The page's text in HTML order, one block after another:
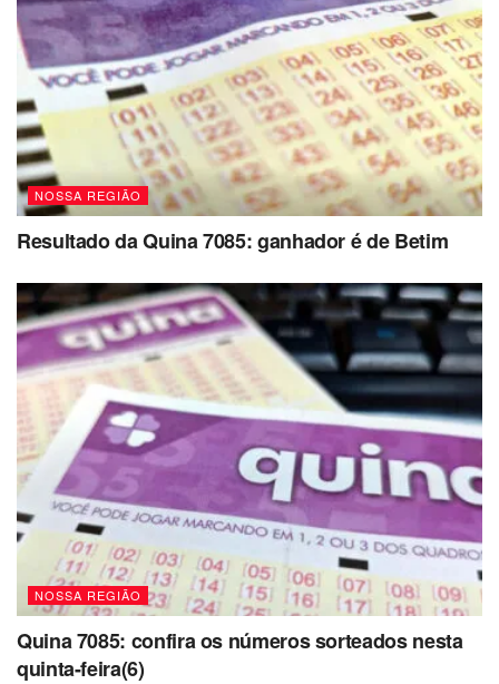
NOSSA REGIÃO
Resultado da Quina 7085: ganhador é de Betim
NOSSA REGIÃO
Quina 7085: confira os números sorteados nesta
quinta-feira(6)